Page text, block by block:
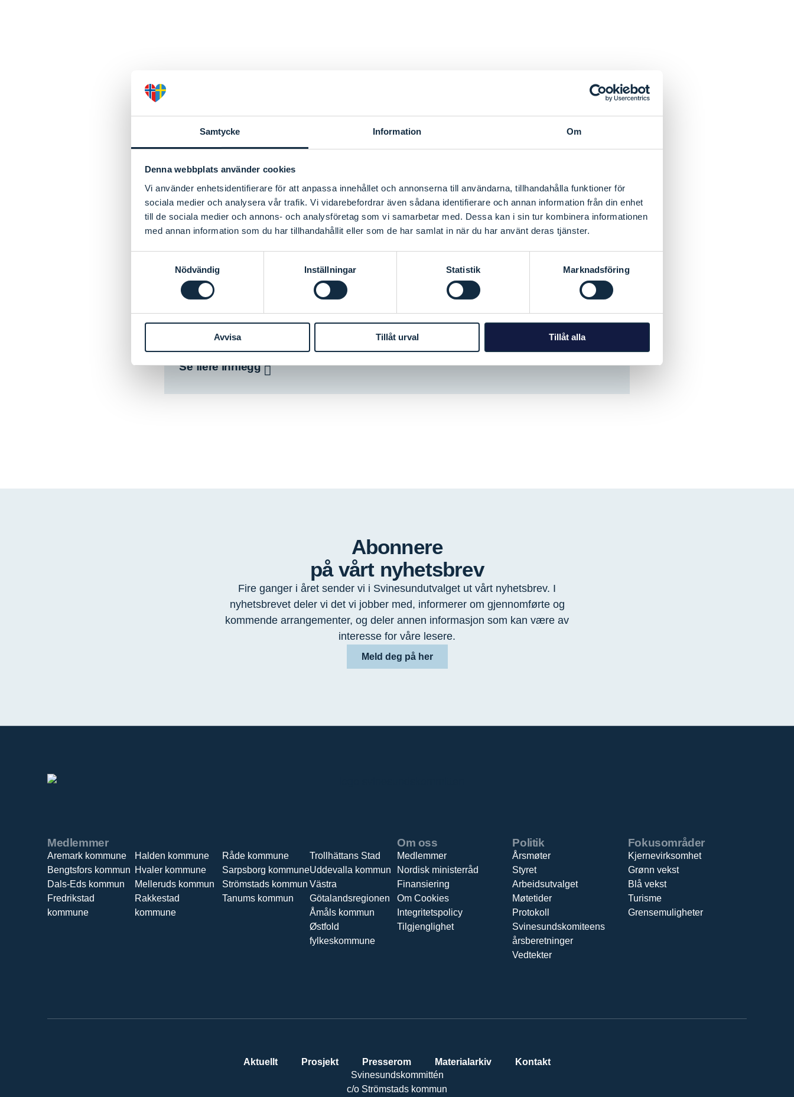
Samtycke Information Om
Denna webbplats använder cookies
Vi använder enhetsidentifierare för att anpassa innehållet och annonserna till användarna, tillhandahålla funktioner för
sociala medier och analysera vår trafik. Vi vidarebefordrar även sådana identifierare och annan information från din enhet
till de sociala medier och annons- och analysföretag som vi samarbetar med. Dessa kan i sin tur kombinera informationen
med annan information som du har tillhandahållit eller som de har samlat in när du har använt deras tjänster.
Nödvändig
Inställningar Statistik Marknadsföring
Avvisa Tillåt urval Tillåt alla
Se flere innlegg
Abonnere
på vårt nyhetsbrev
Fire ganger i året sender vi i Svinesundutvalget ut vårt nyhetsbrev. I
nyhetsbrevet deler vi det vi jobber med, informerer om gjennomførte og
kommende arrangementer, og deler annen informasjon som kan være av
interesse for våre lesere.
Meld deg på her
Medlemmer
Aremark kommune
Bengtsfors kommun
Dals-Eds kommun
Fredrikstad
kommune
Halden kommune
Hvaler kommune
Melleruds kommun
Rakkestad
kommune
Råde kommune
Sarpsborg kommune
Strömstads kommun
Tanums kommun
Trollhättans Stad
Uddevalla kommun
Västra
Götalandsregionen
Åmåls kommun
Østfold
fylkeskommune
Om oss
Medlemmer
Nordisk ministerråd
Finansiering
Om Cookies
Integritetspolicy
Tilgjenglighet
Politik
Årsmøter
Styret
Arbeidsutvalget
Møtetider
Protokoll
Svinesundskomiteens
årsberetninger
Vedtekter
Fokusområder
Kjernevirksomhet
Grønn vekst
Blå vekst
Turisme
Grensemuligheter
Aktuellt Prosjekt Presserom Materialarkiv
Kontakt
Svinesundskommittén
c/o Strömstads kommun